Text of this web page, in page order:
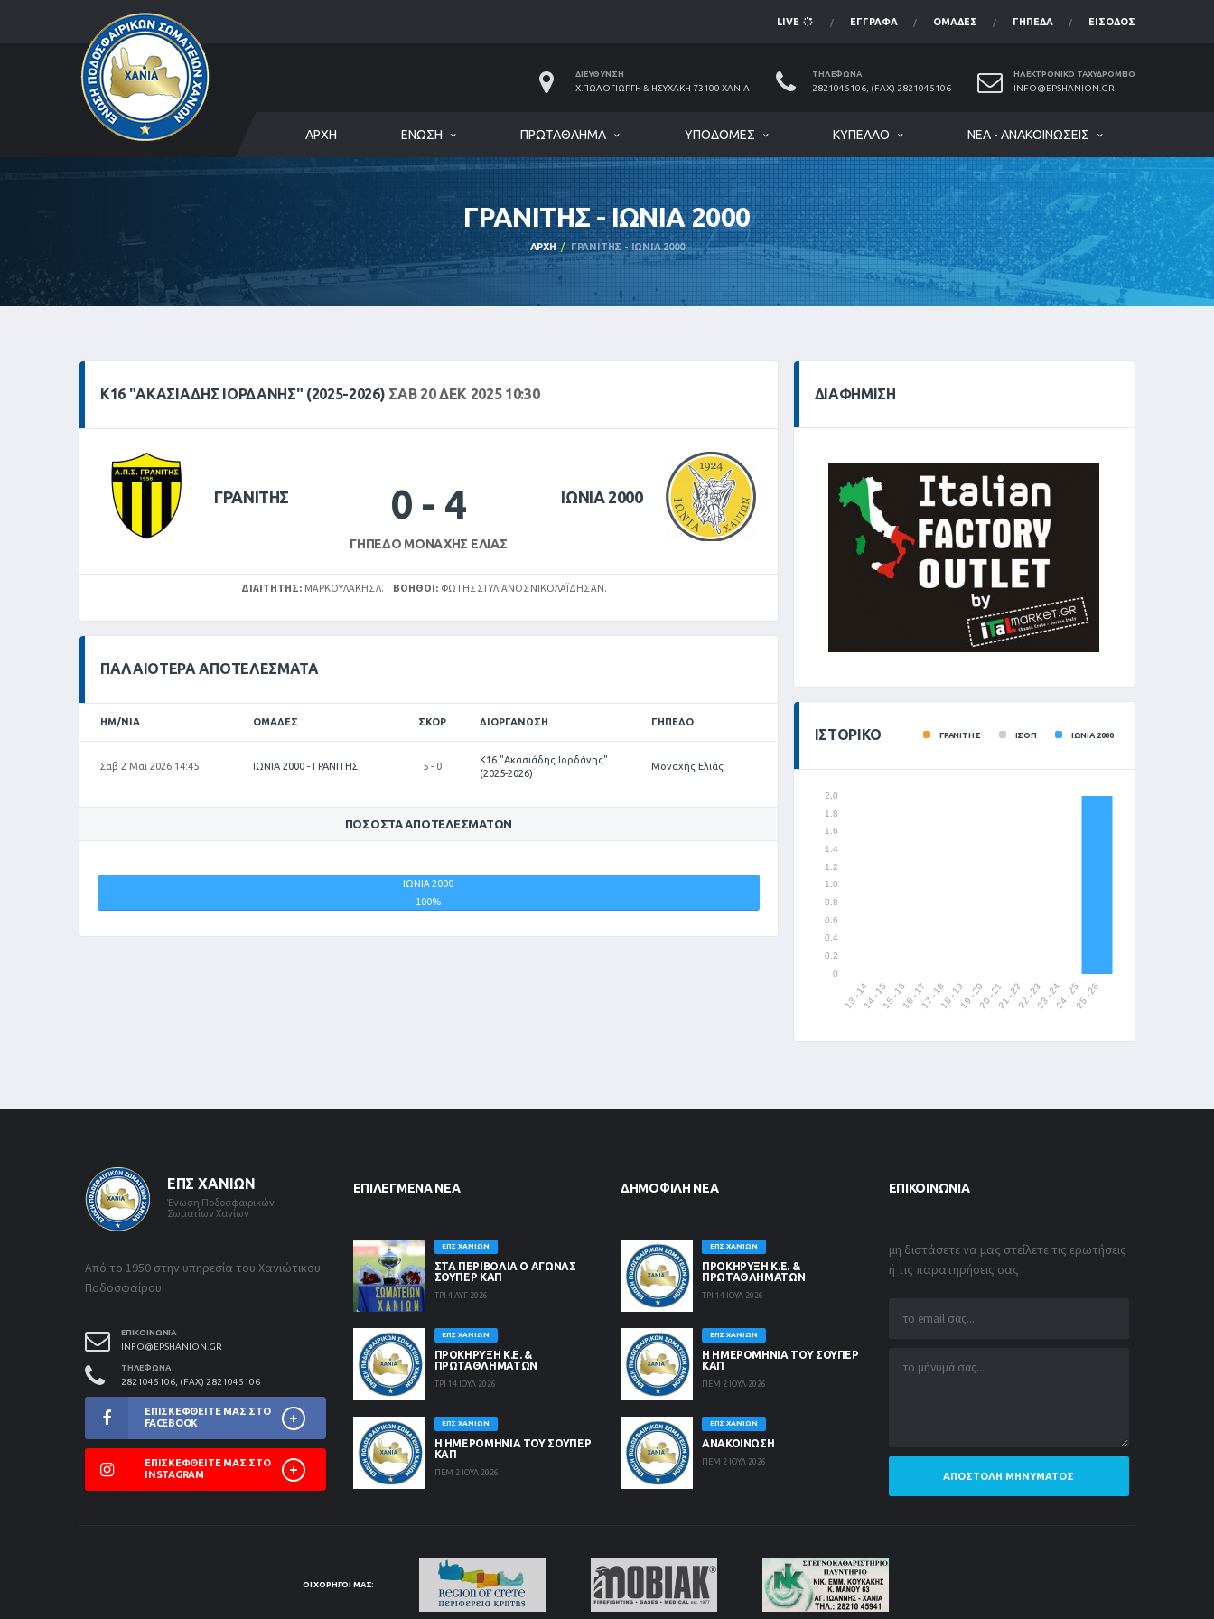
LIVE ΈΓΓΡΑΦΑ ΟΜΆΔΕΣ ΓΉΠΕΔΑ ΕΊΣΟΔΟΣ
ΔΙΕΎΘΥΝΣΗ
Χ.ΠΩΛΟΓΙΏΡΓΗ & ΗΣΥΧΆΚΗ 73100 ΧΑΝΙΆ
ΤΗΛΈΦΩΝΑ
2821045106, (FAX) 2821045106
ΗΛΕΚΤΡΟΝΙΚΌ ΤΑΧΥΔΡΟΜΕΊΟ
INFO@EPSHANION.GR
ΑΡΧΉ ΈΝΩΣΗ ΠΡΩΤΆΘΛΗΜΑ ΥΠΟΔΟΜΈΣ ΚΎΠΕΛΛΟ ΝΈΑ - ΑΝΑΚΟΙΝΏΣΕΙΣ
ΓΡΑΝΙΤΗΣ - ΙΩΝΙΑ 2000
ΑΡΧΉ ΓΡΑΝΙΤΗΣ - ΙΩΝΙΑ 2000
Κ16 "ΑΚΑΣΙΆΔΗΣ ΙΟΡΔΆΝΗΣ" (2025-2026) ΣΑΒ 20 ΔΕΚ 2025 10:30
ΓΡΑΝΙΤΗΣ 0 - 4
ΓΉΠΕΔΟ ΜΟΝΑΧΉΣ ΕΛΙΆΣ
ΙΩΝΙΑ 2000
ΔΙΑΙΤΗΤΉΣ: ΜΑΡΚΟΥΛΑΚΗΣ Λ. ΒΟΗΘΟΊ: ΦΩΤΗΣ ΣΤΥΛΙΑΝΟΣ ΝΙΚΟΛΑΪΔΗΣ ΑΝ.
ΠΑΛΑΙΌΤΕΡΑ ΑΠΟΤΕΛΈΣΜΑΤΑ
ΗΜ/ΝΊΑ ΟΜΆΔΕΣ ΣΚΟΡ ΔΙΟΡΓΆΝΩΣΗ ΓΉΠΕΔΟ
Σαβ 2 Μαΐ 2026 14:45 ΙΩΝΙΑ 2000 - ΓΡΑΝΙΤΗΣ 5 - 0
Κ16 "Ακασιάδης Ιορδάνης"
(2025-2026)
Μοναχής Ελιάς
ΠΟΣΟΣΤΆ ΑΠΟΤΕΛΕΣΜΆΤΩΝ
ΙΩΝΙΑ 2000
100%
ΔΙΑΦΉΜΙΣΗ
ΙΣΤΟΡΙΚΌ ΓΡΑΝΙΤΗΣ ΙΣΟΠ ΙΩΝΙΑ 2000
ΕΠΣ ΧΑΝΊΩΝ
Ένωση Ποδοσφαιρικών
Σωματίων Χανίων
Από το 1950 στην υπηρεσία του Χανιώτικου
Ποδοσφαίρου!
ΕΠΙΚΟΙΝΩΝΊΑ
INFO@EPSHANION.GR
ΤΗΛΈΦΩΝΑ
2821045106, (FAX) 2821045106
ΕΠΙΣΚΕΦΘΕΊΤΕ ΜΑΣ ΣΤΟ
FACEBOOK
ΕΠΙΣΚΕΦΘΕΊΤΕ ΜΑΣ ΣΤΟ
INSTAGRAM
ΕΠΙΛΕΓΜΈΝΑ ΝΈΑ
ΕΠΣ ΧΑΝΊΩΝ
ΣΤΑ ΠΕΡΙΒΟΛΙΑ Ο ΑΓΩΝΑΣ
ΣΟΥΠΕΡ ΚΑΠ
ΤΡΙ 4 ΑΥΓ 2026
ΕΠΣ ΧΑΝΊΩΝ
ΠΡΟΚΗΡΥΞΗ Κ.Ε. &
ΠΡΩΤΑΘΛΗΜΑΤΩΝ
ΤΡΙ 14 ΙΟΥΛ 2026
ΕΠΣ ΧΑΝΊΩΝ
Η ΗΜΕΡΟΜΗΝΙΑ ΤΟΥ ΣΟΥΠΕΡ
ΚΑΠ
ΠΕΜ 2 ΙΟΥΛ 2026
ΔΗΜΟΦΙΛΉ ΝΈΑ
ΕΠΣ ΧΑΝΊΩΝ
ΠΡΟΚΗΡΥΞΗ Κ.Ε. &
ΠΡΩΤΑΘΛΗΜΑΤΩΝ
ΤΡΙ 14 ΙΟΥΛ 2026
ΕΠΣ ΧΑΝΊΩΝ
Η ΗΜΕΡΟΜΗΝΙΑ ΤΟΥ ΣΟΥΠΕΡ
ΚΑΠ
ΠΕΜ 2 ΙΟΥΛ 2026
ΕΠΣ ΧΑΝΊΩΝ
ΑΝΑΚΟΙΝΩΣΗ
ΠΕΜ 2 ΙΟΥΛ 2026
ΕΠΙΚΟΙΝΩΝΊΑ
μη διστάσετε να μας στείλετε τις ερωτήσεις
ή τις παρατηρήσεις σας
ΑΠΟΣΤΟΛΉ ΜΗΝΎΜΑΤΟΣ
ΟΙ ΧΟΡΗΓΟΊ ΜΑΣ: